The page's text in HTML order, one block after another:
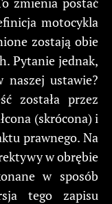
motocykla
zostają obie
Pytanie jednak,
naszej ustawie?
została przez
(skrócona) i
prawnego. Na
w obrębie
w sposób
tego zapisu